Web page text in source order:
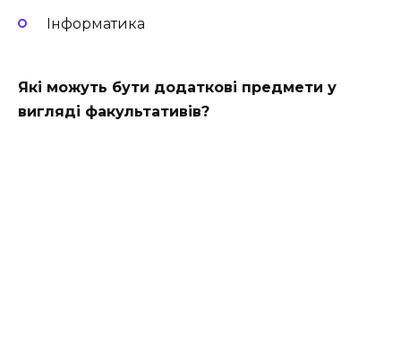
Інформатика
Які можуть бути додаткові предмети у
вигляді факультативів?